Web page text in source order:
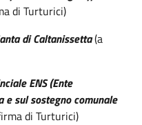
di Turturici)
di Caltanissetta(a
ENS (Ente
e sul sostegno comunale
di Turturici)